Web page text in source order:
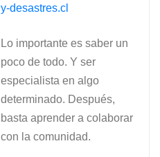
y-desastres.cl
Lo importante es saber un
poco de todo. Y ser
especialista en algo
determinado. Después,
basta aprender a colaborar
con la comunidad.